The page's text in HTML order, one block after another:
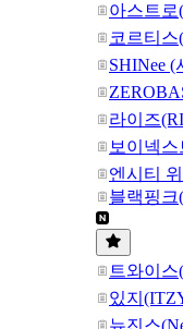
아스트로
코르티스
SHINee (
라이즈
보이넥
엔시티
블랙핑
트와이
있지
뉴진스